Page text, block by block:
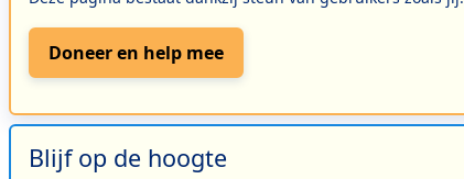
Doneer en help mee
Blijf op de hoogte